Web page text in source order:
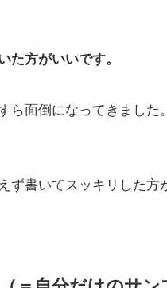
た方がいいです。
ら面倒になってきました
ず書いてスッキリした